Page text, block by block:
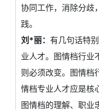
协同工作，消除分歧
践。
刘*丽： 有几句话特
业人才。图情档行业
则必须改变。图情档
情档专业人才应是核
图情档的理解、职业